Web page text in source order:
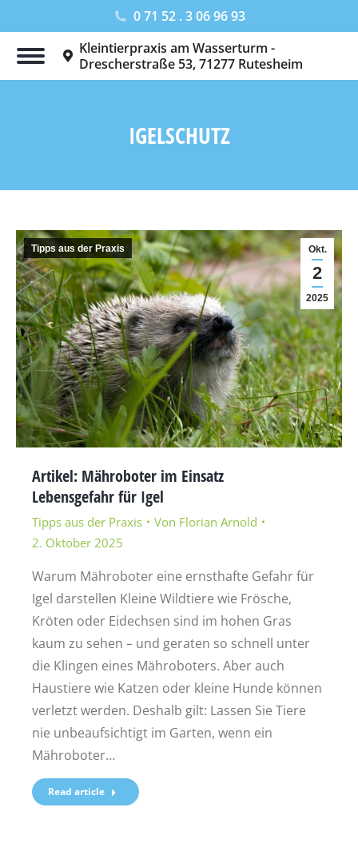
0 71 52 . 3 06 96 93
Kleintierpraxis am Wasserturm -
Drescherstraße 53, 71277 Rutesheim
IGELSCHUTZ
Okt.
2
2025
Tipps aus der Praxis
Artikel: Mähroboter im Einsatz
Lebensgefahr für Igel
Tipps aus der Praxis Von Florian Arnold
2. Oktober 2025
Warum Mähroboter eine ernsthafte Gefahr für
Igel darstellen Kleine Wildtiere wie Frösche,
Kröten oder Eidechsen sind im hohen Gras
kaum zu sehen – und geraten so schnell unter
die Klingen eines Mähroboters. Aber auch
Haustiere wie Katzen oder kleine Hunde können
verletzt werden. Deshalb gilt: Lassen Sie Tiere
nie unbeaufsichtigt im Garten, wenn ein
Mähroboter…
Read article